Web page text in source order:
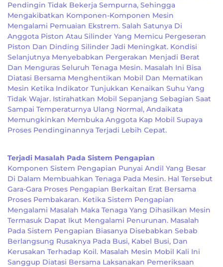
Pendingin Tidak Bekerja Sempurna, Sehingga
Mengakibatkan Komponen-Komponen Mesin
Mengalami Pemuaian Ekstrem. Salah Satunya Di
Anggota Piston Atau Silinder Yang Memicu Pergeseran
Piston Dan Dinding Silinder Jadi Meningkat. Kondisi
Selanjutnya Menyebabkan Pergerakan Menjadi Berat
Dan Menguras Seluruh Tenaga Mesin. Masalah Ini Bisa
Diatasi Bersama Menghentikan Mobil Dan Mematikan
Mesin Ketika Indikator Tunjukkan Kenaikan Suhu Yang
Tidak Wajar. Istirahatkan Mobil Sepanjang Sebagian Saat
Sampai Temperaturnya Ulang Normal, Andaikata
Memungkinkan Membuka Anggota Kap Mobil Supaya
Proses Pendinginannya Terjadi Lebih Cepat.
Terjadi Masalah Pada Sistem Pengapian
Komponen Sistem Pengapian Punyai Andil Yang Besar
Di Dalam Membuahkan Tenaga Pada Mesin. Hal Tersebut
Gara-Gara Proses Pengapian Berkaitan Erat Bersama
Proses Pembakaran. Ketika Sistem Pengapian
Mengalami Masalah Maka Tenaga Yang Dihasilkan Mesin
Termasuk Dapat Ikut Mengalami Penurunan. Masalah
Pada Sistem Pengapian Biasanya Disebabkan Sebab
Berlangsung Rusaknya Pada Busi, Kabel Busi, Dan
Kerusakan Terhadap Koil. Masalah Mesin Mobil Kali Ini
Sanggup Diatasi Bersama Laksanakan Pemeriksaan